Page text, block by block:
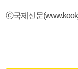
ⓒ국제신문